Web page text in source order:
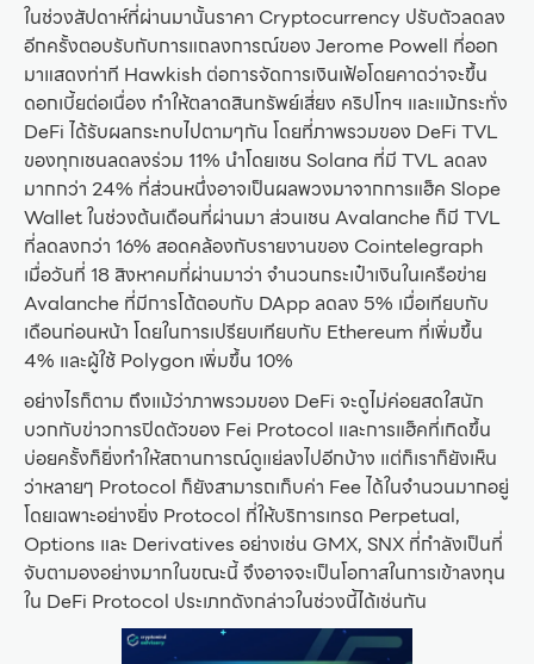
ในช่วงสัปดาห์ที่ผ่านมานั้นราคา Cryptocurrency ปรับตัวลดลง
อีกครั้งตอบรับกับการแถลงการณ์ของ Jerome Powell ที่ออก
มาแสดงท่าที Hawkish ต่อการจัดการเงินเฟ้อโดยคาดว่าจะขึ้น
ดอกเบี้ยต่อเนื่อง ทำให้ตลาดสินทรัพย์เสี่ยง คริปโทฯ และแม้กระทั่ง
DeFi ได้รับผลกระทบไปตามๆกัน โดยที่ภาพรวมของ DeFi TVL
ของทุกเชนลดลงร่วม 11% นำโดยเชน Solana ที่มี TVL ลดลง
มากกว่า 24% ที่ส่วนหนึ่งอาจเป็นผลพวงมาจากการแฮ็ค Slope
Wallet ในช่วงต้นเดือนที่ผ่านมา ส่วนเชน Avalanche ก็มี TVL
ที่ลดลงกว่า 16% สอดคล้องกับรายงานของ Cointelegraph
เมื่อวันที่ 18 สิงหาคมที่ผ่านมาว่า จำนวนกระเป๋าเงินในเครือข่าย
Avalanche ที่มีการโต้ตอบกับ DApp ลดลง 5% เมื่อเทียบกับ
เดือนก่อนหน้า โดยในการเปรียบเทียบกับ Ethereum ที่เพิ่มขึ้น
4% และผู้ใช้ Polygon เพิ่มขึ้น 10%
อย่างไรก็ตาม ถึงแม้ว่าภาพรวมของ DeFi จะดูไม่ค่อยสดใสนัก
บวกกับข่าวการปิดตัวของ Fei Protocol และการแฮ็คที่เกิดขึ้น
บ่อยครั้งก็ยิ่งทำให้สถานการณ์ดูแย่ลงไปอีกบ้าง แต่ก็เราก็ยังเห็น
ว่าหลายๆ Protocol ก็ยังสามารถเก็บค่า Fee ได้ในจำนวนมากอยู่
โดยเฉพาะอย่างยิ่ง Protocol ที่ให้บริการเทรด Perpetual,
Options และ Derivatives อย่างเช่น GMX, SNX ที่กำลังเป็นที่
จับตามองอย่างมากในขณะนี้ จึงอาจจะเป็นโอกาสในการเข้าลงทุน
ใน DeFi Protocol ประเภทดังกล่าวในช่วงนี้ได้เช่นกัน